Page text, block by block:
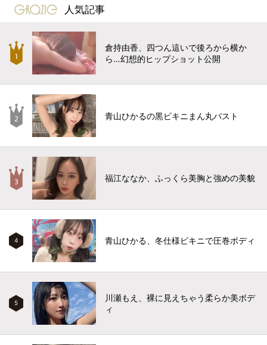
gravure-grazie
人気記事
倉持由香、四つん這いで後ろから横か
ら…幻想的ヒップショット公開
青山ひかるの黒ビキニまん丸バスト
福江ななか、ふっくら美胸と強めの美貌
4 青山ひかる、冬仕様ビキニで圧巻ボディ
5
川瀬もえ、裸に見えちゃう柔らか美ボデ
ィ